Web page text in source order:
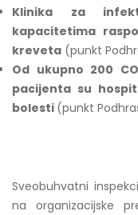
Klinika za
kapacitetima
kreveta (punkt
Od ukupno 200
pacijenta su
bolesti (punkt
Sveobuhvatni
na organizacijske